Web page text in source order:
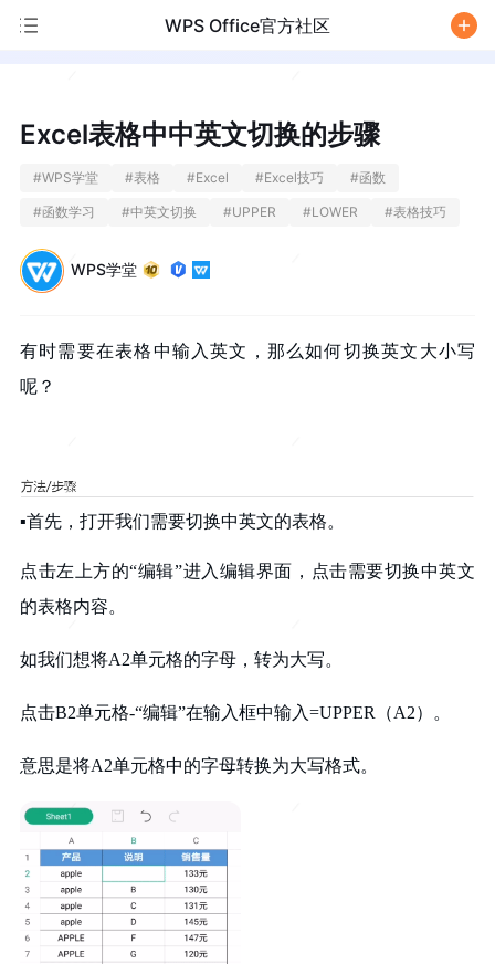
WPS Office官方社区
Excel表格中中英文切换的步骤
#WPS学堂 #表格 #Excel #Excel技巧 #函数
#函数学习 #中英文切换 #UPPER #LOWER #表格技巧
WPS学堂
有时需要在表格中输入英文， 那么如何切换英文大小写
呢？
▪首先， 打开我们需要切换中英文的表格。
点击左上方的“编辑”进入编辑界面， 点击需要切换中英文
的表格内容。
如我们想将A2单元格的字母， 转为大写。
点击B2单元格-“编辑”在输入框中输入=UPPER（A2）。
意思是将A2单元格中的字母转换为大写格式。